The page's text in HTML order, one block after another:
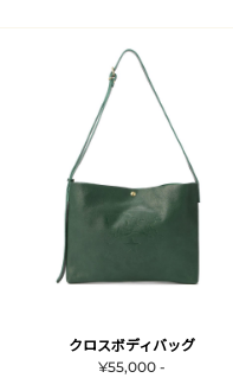
クロスボディバッグ
¥55,000 -